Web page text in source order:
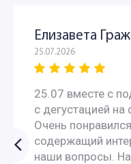
Елизавета
25.07.2026
25.07 вместе с
с дегустацией
Очень
содержащий
наши вопросы.